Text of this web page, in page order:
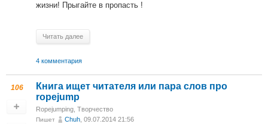
жизни! Прыгайте в пропасть !
Читать далее
4 комментария
106
Книга ищет читателя или пара слов про
ropejump
Ropejumping Творчество
Пишет Chuh , 09.07.2014 21:56